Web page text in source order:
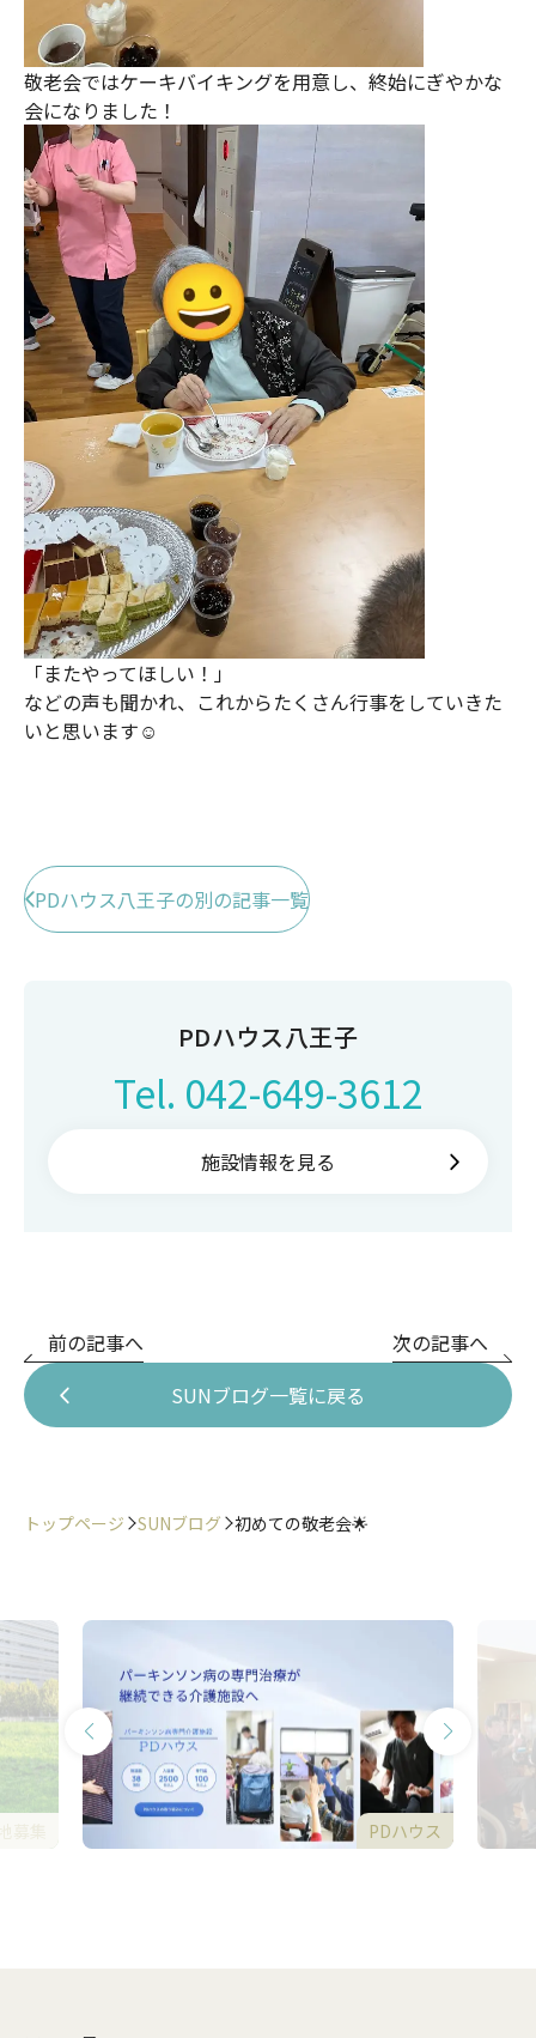
敬老会ではケーキバイキングを用意し、終始にぎやかな
会になりました！
「またやってほしい！」
などの声も聞かれ、これからたくさん行事をしていきた
いと思います☺
PDハウス八王子の別の記事一覧
PDハウス八王子
Tel. 042-649-3612
施設情報を見る
前の記事へ
SUNブログ一覧に戻る
次の記事へ
トップページ SUNブログ 初めての敬老会🌟
PDハウス